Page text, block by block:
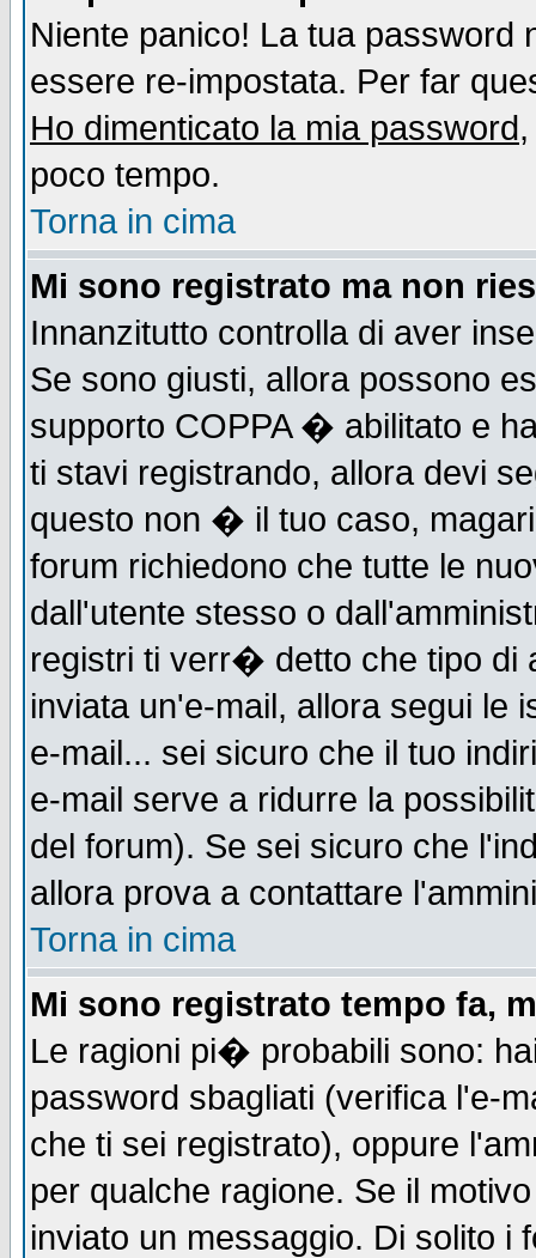
Niente panico! La tua
essere re-impostata. Per far
Ho dimenticato la mia password
poco tempo.
Torna in cima
Mi sono registrato ma non
Innanzitutto controlla di aver
Se sono giusti, allora possono
supporto COPPA � abilitato e
ti stavi registrando, allora devi
questo non � il tuo caso,
forum richiedono che tutte le
dall'utente stesso o
registri ti verr� detto che tipo
inviata un'e-mail, allora segui le
e-mail... sei sicuro che il tuo
e-mail serve a ridurre la
del forum). Se sei sicuro che
allora prova a contattare
Torna in cima
Mi sono registrato tempo fa,
Le ragioni pi� probabili sono:
password sbagliati (verifica l'e-
che ti sei registrato), oppure
per qualche ragione. Se il
inviato un messaggio. Di solito i